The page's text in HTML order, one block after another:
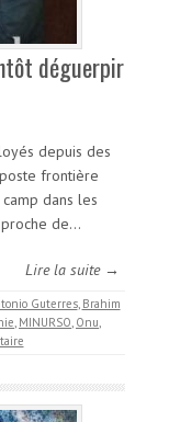
déguerpir
depuis des
frontière
dans les
proche de…
Lire la suite →
Guterres, Brahim
, MINURSO, Onu,